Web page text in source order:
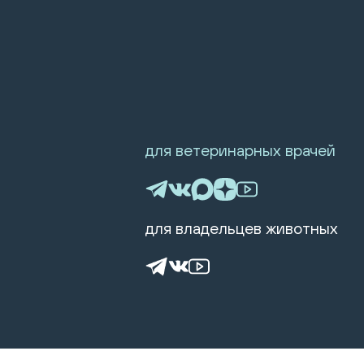
для ветеринарных врачей
для владельцев животных